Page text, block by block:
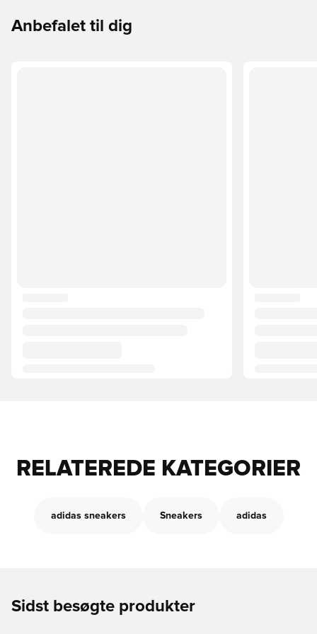
Anbefalet til dig
RELATEREDE KATEGORIER
adidas sneakers Sneakers adidas
Sidst besøgte produkter